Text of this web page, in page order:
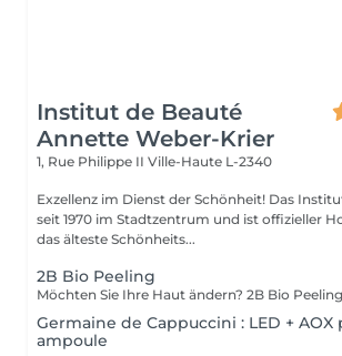
Institut de Beauté
Annette Weber-Krier
1, Rue Philippe II Ville-Haute L-2340
Exzellenz im Dienst der Schönheit! Das Institut befindet sich
seit 1970 im Stadtzentrum und ist offizieller
das älteste Schönheits...
2B Bio Peeling
Germaine de Cappuccini : LED + AOX
ampoule